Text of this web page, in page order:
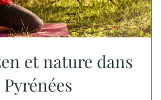
et nature dans